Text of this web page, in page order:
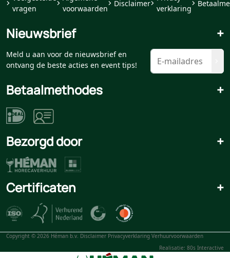
vragen
voorwaarden
Disclaimer
verklaring
Nieuwsbrief +
Meld u aan voor de nieuwsbrief en
ontvang de beste acties en event tips!
Betaalmethodes +
Bezorgd door +
Certificaten +
Copyright © 2026 Héman b.v. Disclaimer Privacyverklaring Verhuurvoorwaarden
Realisatie: 80s Interactive